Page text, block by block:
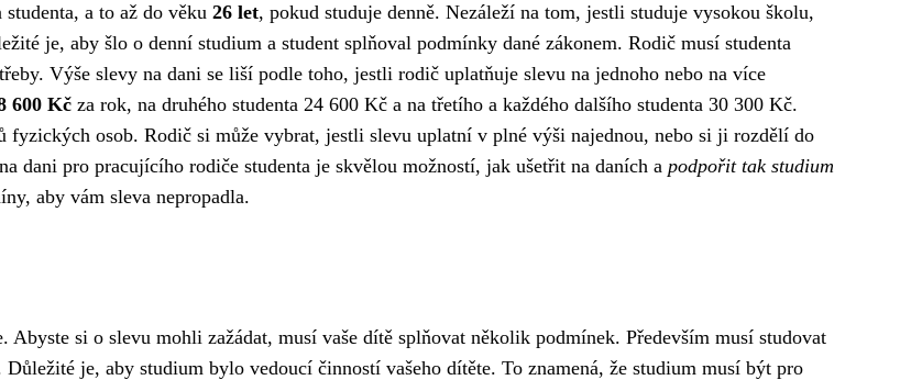
a to až do věku 26 let, pokud studuje denně. Nezáleží na tom, jestli studuje vysokou školu,
je, aby šlo o denní studium a student splňoval podmínky dané zákonem. Rodič musí studenta
Výše slevy na dani se liší podle toho, jestli rodič uplatňuje slevu na jednoho nebo na více
600 Kč za rok, na druhého studenta 24 600 Kč a na třetího a každého dalšího studenta 30 300 Kč.
fyzických osob. Rodič si může vybrat, jestli slevu uplatní v plné výši najednou, nebo si ji rozdělí do
dani pro pracujícího rodiče studenta je skvělou možností, jak ušetřit na daních a podpořit tak studium
aby vám sleva nepropadla.
si o slevu mohli zažádat, musí vaše dítě splňovat několik podmínek. Především musí studovat
je, aby studium bylo vedoucí činností vašeho dítěte. To znamená, že studium musí být pro